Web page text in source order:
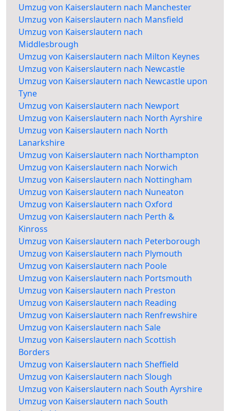
Umzug von Kaiserslautern nach Manchester
Umzug von Kaiserslautern nach Mansfield
Umzug von Kaiserslautern nach
Middlesbrough
Umzug von Kaiserslautern nach Milton Keynes
Umzug von Kaiserslautern nach Newcastle
Umzug von Kaiserslautern nach Newcastle upon
Tyne
Umzug von Kaiserslautern nach Newport
Umzug von Kaiserslautern nach North Ayrshire
Umzug von Kaiserslautern nach North
Lanarkshire
Umzug von Kaiserslautern nach Northampton
Umzug von Kaiserslautern nach Norwich
Umzug von Kaiserslautern nach Nottingham
Umzug von Kaiserslautern nach Nuneaton
Umzug von Kaiserslautern nach Oxford
Umzug von Kaiserslautern nach Perth &
Kinross
Umzug von Kaiserslautern nach Peterborough
Umzug von Kaiserslautern nach Plymouth
Umzug von Kaiserslautern nach Poole
Umzug von Kaiserslautern nach Portsmouth
Umzug von Kaiserslautern nach Preston
Umzug von Kaiserslautern nach Reading
Umzug von Kaiserslautern nach Renfrewshire
Umzug von Kaiserslautern nach Sale
Umzug von Kaiserslautern nach Scottish
Borders
Umzug von Kaiserslautern nach Sheffield
Umzug von Kaiserslautern nach Slough
Umzug von Kaiserslautern nach South Ayrshire
Umzug von Kaiserslautern nach South